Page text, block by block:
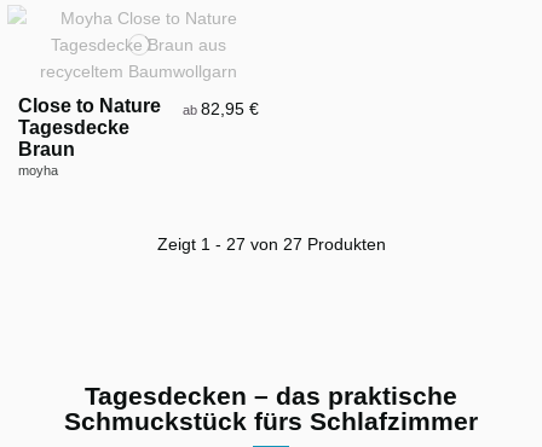
Close to Nature
Tagesdecke
Braun
moyha
ab82,95 €
Zeigt 1 - 27 von 27 Produkten
Tagesdecken – das praktische
Schmuckstück fürs Schlafzimmer